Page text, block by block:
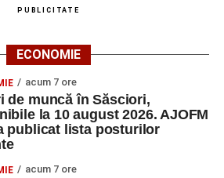
PUBLICITATE
ECONOMIE
acum 7 ore
de muncă în Săsciori,
la 10 august 2026. AJOFM
publicat lista posturilor
acum 7 ore